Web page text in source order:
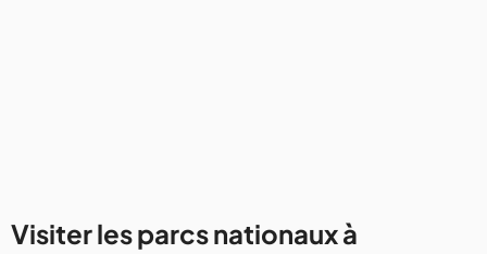
Visiter les parcs nationaux à